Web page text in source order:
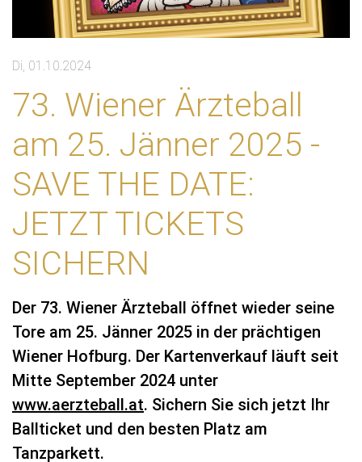
Di, 01.10.2024
73. Wiener Ärzteball
am 25. Jänner 2025 -
SAVE THE DATE:
JETZT TICKETS
SICHERN
Der 73. Wiener Ärzteball öffnet wieder seine
Tore am 25. Jänner 2025 in der prächtigen
Wiener Hofburg. Der Kartenverkauf läuft seit
Mitte September 2024 unter
www.aerzteball.at. Sichern Sie sich jetzt Ihr
Ballticket und den besten Platz am
Tanzparkett.